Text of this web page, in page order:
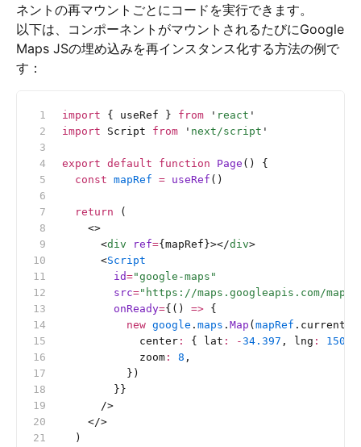
ネントの再マウントごとにコードを実行できます。
以下は、コンポーネントがマウントされるたびにGoogle
Maps JSの埋め込みを再インスタンス化する方法の例で
す：
import { useRef } from ' react '
import Script from ' next/script '
export default function Page () {
  const
mapRef = useRef ()
  return
(
    <>
      <
div ref={mapRef}></div>
      <
Script
        id
="google-maps"
        src
="https://maps.googleapis.com/
        onReady
={() => {
          new
google . maps . Map ( mapRef .current,
            center
: { lat : -34.397 , lng :
            zoom
: 8 ,
          })
        }}
      />
    </>
  )